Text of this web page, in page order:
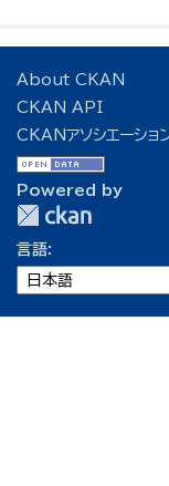
About CKAN
CKAN API
CKANアソシエーショ
Powered by
言語